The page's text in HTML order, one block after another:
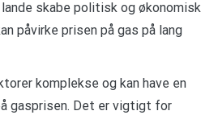
skabe politisk og økonomisk
påvirke prisen på gas på lang
komplekse og kan have en
gasprisen. Det er vigtigt for